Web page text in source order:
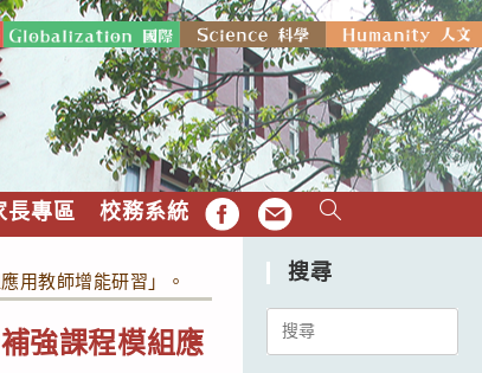
長專區 校務系統 FB EMAIL
用教師增能研習」。
強課程模組應
搜尋
Search